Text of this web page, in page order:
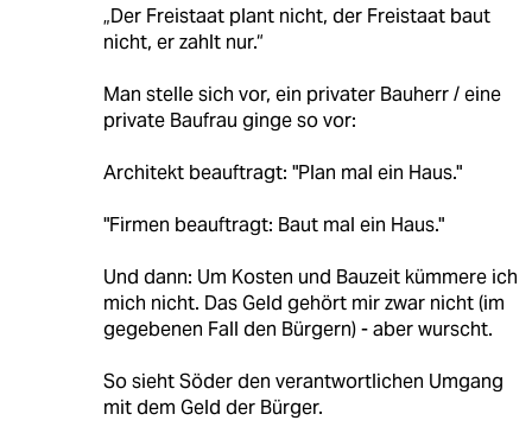
„Der Freistaat plant nicht, der Freistaat baut
nicht, er zahlt nur.“
Man stelle sich vor, ein privater Bauherr / eine
private Baufrau ginge so vor:
Architekt beauftragt: "Plan mal ein Haus."
"Firmen beauftragt: Baut mal ein Haus."
Und dann: Um Kosten und Bauzeit kümmere ich
mich nicht. Das Geld gehört mir zwar nicht (im
gegebenen Fall den Bürgern) - aber wurscht.
So sieht Söder den verantwortlichen Umgang
mit dem Geld der Bürger.